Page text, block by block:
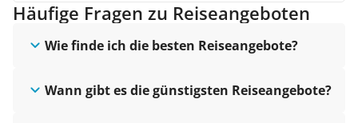
Häufige Fragen zu Reiseangeboten
Wie finde ich die besten Reiseangebote?
Wann gibt es die günstigsten Reiseangebote?